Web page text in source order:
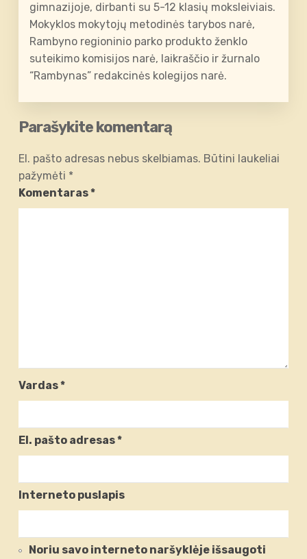
gimnazijoje, dirbanti su 5-12 klasių moksleiviais.
Mokyklos mokytojų metodinės tarybos narė,
Rambyno regioninio parko produkto ženklo
suteikimo komisijos narė, laikraščio ir žurnalo
“Rambynas” redakcinės kolegijos narė.
Parašykite komentarą
El. pašto adresas nebus skelbiamas. Būtini laukeliai
pažymėti *
Komentaras*
Vardas*
El. pašto adresas*
Interneto puslapis
Noriu savo interneto naršyklėje išsaugoti